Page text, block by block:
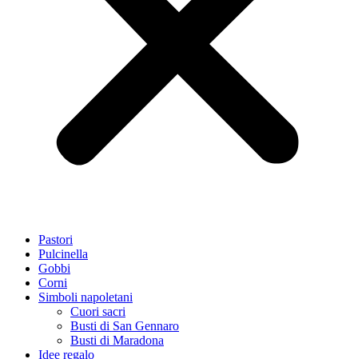
Pastori
Pulcinella
Gobbi
Corni
Simboli napoletani
Cuori sacri
Busti di San Gennaro
Busti di Maradona
Idee regalo